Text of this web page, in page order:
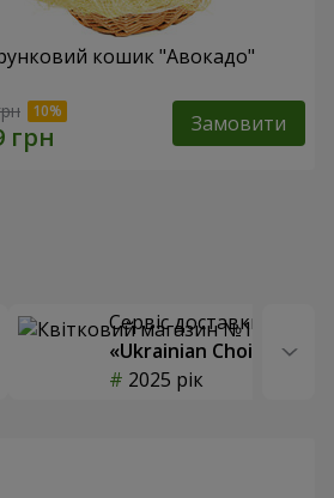
кошик "Авокадо"
Замовити
Сервіс доставки квітів
«Ukrainian Choice»
2025 рік